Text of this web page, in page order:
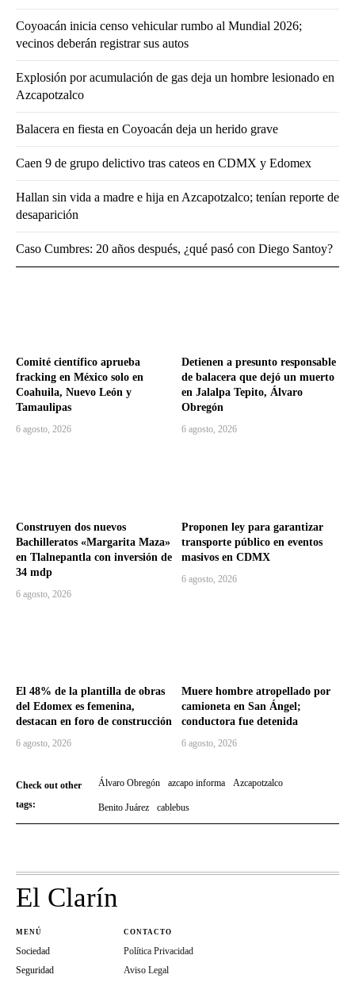
Comité científico aprueba
fracking en México solo en
Coahuila, Nuevo León y
Tamaulipas
6 agosto, 2026
Detienen a presunto responsable
de balacera que dejó un muerto
en Jalalpa Tepito, Álvaro
Obregón
6 agosto, 2026
Construyen dos nuevos
Bachilleratos «Margarita Maza»
en Tlalnepantla con inversión de
34 mdp
6 agosto, 2026
Proponen ley para garantizar
transporte público en eventos
masivos en CDMX
6 agosto, 2026
El 48% de la plantilla de obras
del Edomex es femenina,
destacan en foro de construcción
6 agosto, 2026
Muere hombre atropellado por
camioneta en San Ángel;
conductora fue detenida
6 agosto, 2026
Check out other
tags:
Álvaro Obregón azcapo informa Azcapotzalco
Benito Juárez cablebus
Coyoacán inicia censo vehicular rumbo al Mundial 2026;
vecinos deberán registrar sus autos
Explosión por acumulación de gas deja un hombre lesionado en
Azcapotzalco
Balacera en fiesta en Coyoacán deja un herido grave
Caen 9 de grupo delictivo tras cateos en CDMX y Edomex
Hallan sin vida a madre e hija en Azcapotzalco; tenían reporte de
desaparición
Caso Cumbres: 20 años después, ¿qué pasó con Diego Santoy?
El Clarín
MENÚ
Sociedad
Seguridad
CONTACTO
Política Privacidad
Aviso Legal